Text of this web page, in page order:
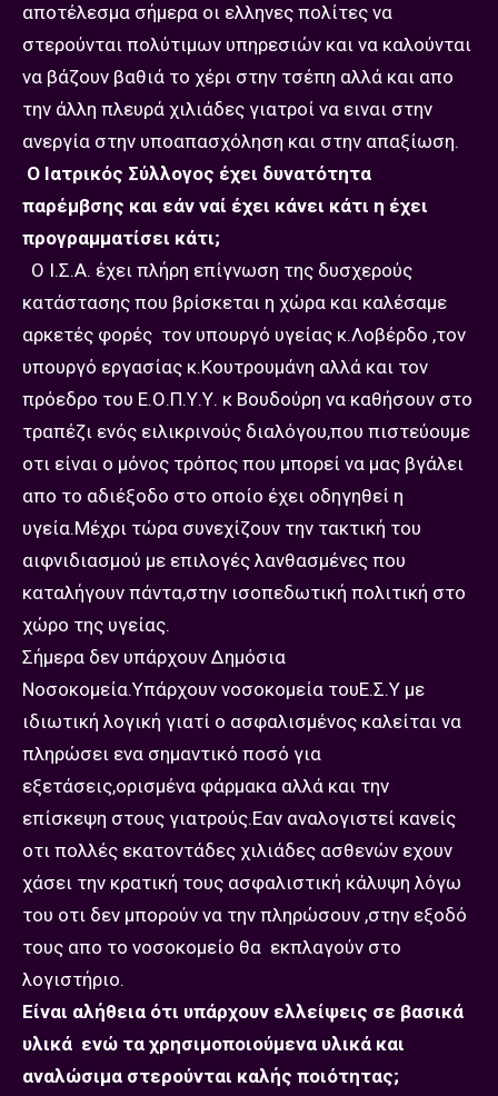
αποτέλεσμα σήμερα οι ελληνες πολίτες να
στερούνται πολύτιμων υπηρεσιών και να καλούνται
να βάζουν βαθιά το χέρι στην τσέπη αλλά και απο
την άλλη πλευρά χιλιάδες γιατροί να ειναι στην
ανεργία στην υποαπασχόληση και στην απαξίωση.
Ο Ιατρικός Σύλλογος έχει δυνατότητα
παρέμβσης και εάν ναί έχει κάνει κάτι η έχει
προγραμματίσει κάτι;
Ο Ι.Σ.Α. έχει πλήρη επίγνωση της δυσχερούς
κατάστασης που βρίσκεται η χώρα και καλέσαμε
αρκετές φορές τον υπουργό υγείας κ.Λοβέρδο ,τον
υπουργό εργασίας κ.Κουτρουμάνη αλλά και τον
πρόεδρο του Ε.Ο.Π.Υ.Υ. κ Βουδούρη να καθήσουν στο
τραπέζι ενός ειλικρινούς διαλόγου,που πιστεύουμε
οτι είναι ο μόνος τρόπος που μπορεί να μας βγάλει
απο το αδιέξοδο στο οποίο έχει οδηγηθεί η
υγεία.Μέχρι τώρα συνεχίζουν την τακτική του
αιφνιδιασμού με επιλογές λανθασμένες που
καταλήγουν πάντα,στην ισοπεδωτική πολιτική στο
χώρο της υγείας.
Σήμερα δεν υπάρχουν Δημόσια
Νοσοκομεία.Υπάρχουν νοσοκομεία τουΕ.Σ.Υ με
ιδιωτική λογική γιατί ο ασφαλισμένος καλείται να
πληρώσει ενα σημαντικό ποσό για
εξετάσεις,ορισμένα φάρμακα αλλά και την
επίσκεψη στους γιατρούς.Εαν αναλογιστεί κανείς
οτι πολλές εκατοντάδες χιλιάδες ασθενών εχουν
χάσει την κρατική τους ασφαλιστική κάλυψη λόγω
του οτι δεν μπορούν να την πληρώσουν ,στην εξοδό
τους απο το νοσοκομείο θα εκπλαγούν στο
λογιστήριο.
Είναι αλήθεια ότι υπάρχουν ελλείψεις σε βασικά
υλικά ενώ τα χρησιμοποιούμενα υλικά και
αναλώσιμα στερούνται καλής ποιότητας;